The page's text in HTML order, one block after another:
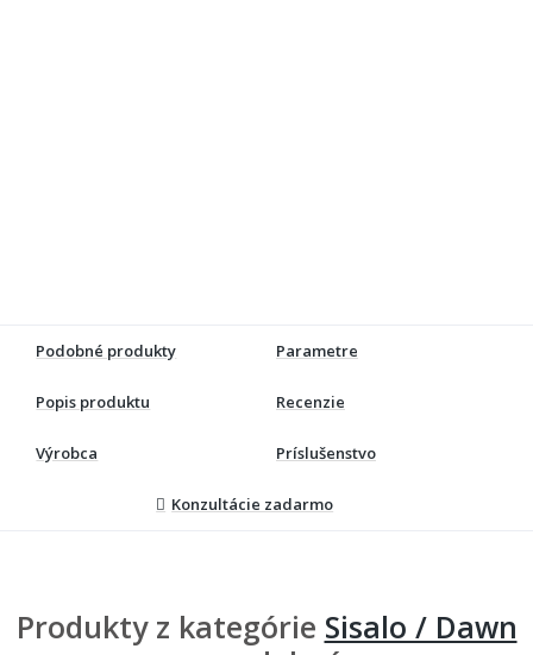
Podobné produkty Parametre
Popis produktu Recenzie
Výrobca Príslušenstvo
Konzultácie zadarmo
Produkty z kategórie Sisalo / Dawn